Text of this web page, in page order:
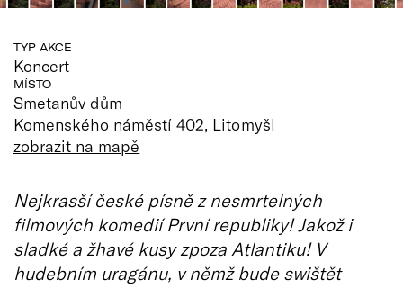
TYP AKCE
Koncert
MÍSTO
Smetanův dům
Komenského náměstí 402, Litomyšl
zobrazit na mapě
Nejkrasší české písně z nesmrtelných
filmových komedií První republiky! Jakož i
sladké a žhavé kusy zpoza Atlantiku! V
hudebním uragánu, v němž bude swištět